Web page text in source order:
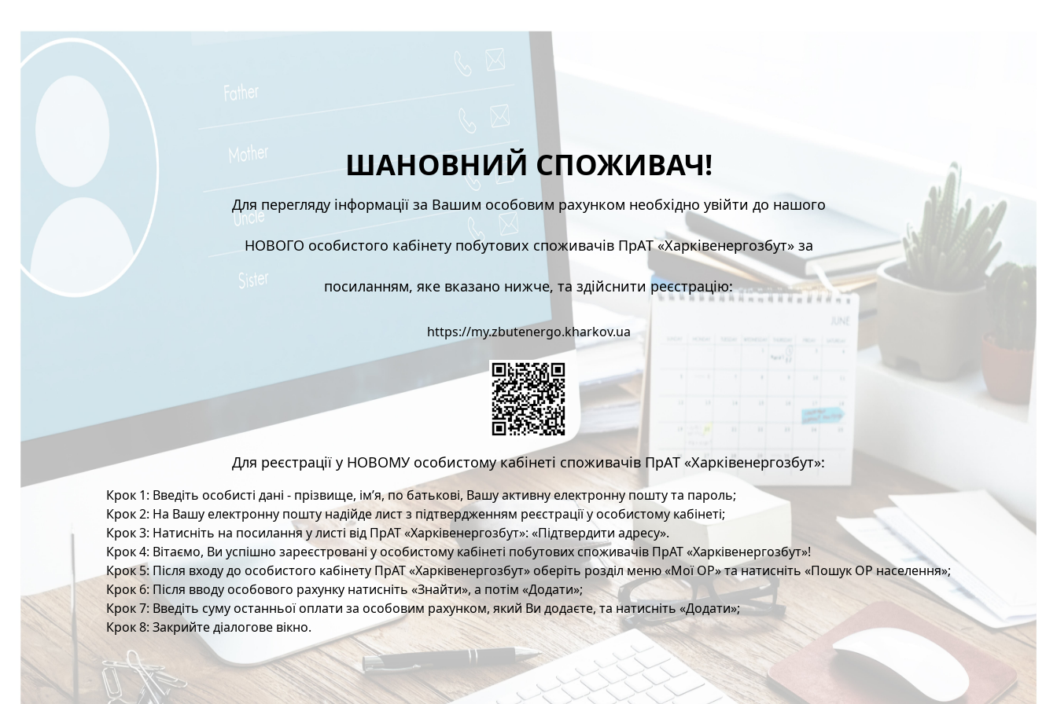
ШАНОВНИЙ СПОЖИВАЧ!
Для перегляду інформації за Вашим особовим рахунком необхідно увійти до нашого
НОВОГО особистого кабінету побутових споживачів ПрАТ «Харківенергозбут» за
посиланням, яке вказано нижче, та здійснити реєстрацію:
https://my.zbutenergo.kharkov.ua
Для реєстрації у НОВОМУ особистому кабінеті споживачів ПрАТ «Харківенергозбут»:
Крок 1: Введіть особисті дані - прізвище, ім’я, по батькові, Вашу активну електронну пошту та пароль;
Крок 2: На Вашу електронну пошту надійде лист з підтвердженням реєстрації у особистому кабінеті;
Крок 3: Натисніть на посилання у листі від ПрАТ «Харківенергозбут»: «Підтвердити адресу».
Крок 4: Вітаємо, Ви успішно зареєстровані у особистому кабінеті побутових споживачів ПрАТ «Харківенергозбут»!
Крок 5: Після входу до особистого кабінету ПрАТ «Харківенергозбут» оберіть розділ меню «Мої ОР» та натисніть «Пошук ОР населення»;
Крок 6: Після вводу особового рахунку натисніть «Знайти», а потім «Додати»;
Крок 7: Введіть суму останньої оплати за особовим рахунком, який Ви додаєте, та натисніть «Додати»;
Крок 8: Закрийте діалогове вікно.